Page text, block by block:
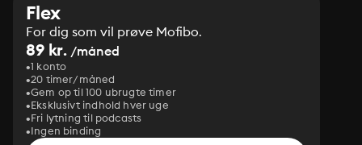
Flex
For dig som vil prøve Mofibo.
89 kr. /måned
1 konto
20 timer/måned
Gem op til 100 ubrugte timer
Eksklusivt indhold hver uge
Fri lytning til podcasts
Ingen binding